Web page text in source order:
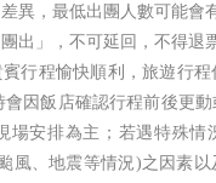
異，最低出團人數可能會
出」，不可延回，不得退
行程愉快順利，旅遊行
會因飯店確認行程前後更
場安排為主；若遇特殊情
風、地震等情況)之因素以